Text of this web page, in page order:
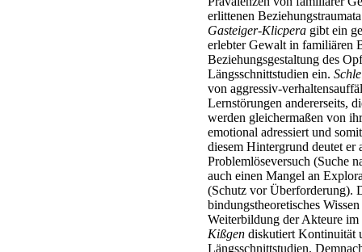
erlittenen
Gasteiger-Klicpera gibt ein
erlebter Gewalt in familiären
Beziehungsgestaltung des
Längsschnittstudien ein.
von aggressiv-
Lernstörungen andererseits,
werden gleichermaßen von
emotional adressiert und
diesem Hintergrund deutet er
Problemlöseversuch (Suche
auch einen Mangel an
(Schutz vor Überforderung).
bindungstheoretisches
Weiterbildung der Akteure
Kißgen diskutiert Kontinuität
Längsschnittstudien.